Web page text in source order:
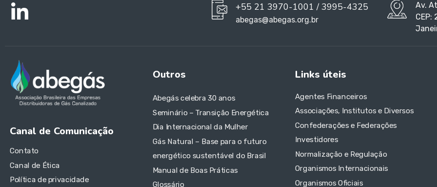
+55 21 3970-1001 / 3995-4325
abegas@abegas.org.br
Av.
CEP:
Canal de Comunicação
Contato
Canal de Ética
Política de privacidade
Outros
Abegás celebra 30 anos
Seminário – Transição Energética
Dia Internacional da Mulher
Gás Natural – Base para o futuro
energético sustentável do Brasil
Manual de Boas Práticas
Glossário
Links úteis
Agentes Financeiros
Associações, Institutos e Diversos
Confederações e Federações
Investidores
Normalização e Regulação
Organismos Internacionais
Organismos Oficiais